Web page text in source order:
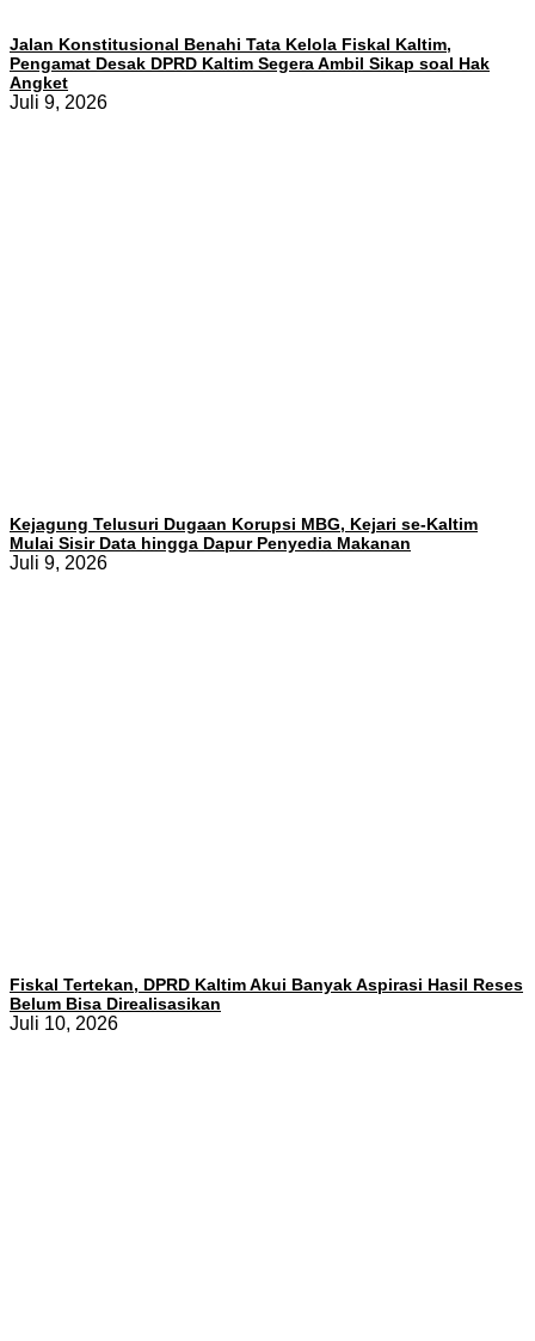
Jalan Konstitusional Benahi Tata Kelola Fiskal Kaltim,
Pengamat Desak DPRD Kaltim Segera Ambil Sikap soal Hak
Angket
Juli 9, 2026
Kejagung Telusuri Dugaan Korupsi MBG, Kejari se-Kaltim
Mulai Sisir Data hingga Dapur Penyedia Makanan
Juli 9, 2026
Fiskal Tertekan, DPRD Kaltim Akui Banyak Aspirasi Hasil Reses
Belum Bisa Direalisasikan
Juli 10, 2026